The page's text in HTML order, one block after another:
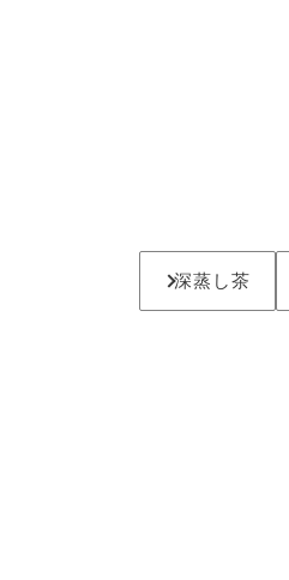
深蒸し茶